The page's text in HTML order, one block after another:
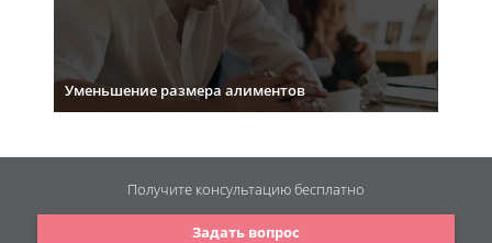
Уменьшение размера алиментов
Задать вопрос
Получите консультациюбесплатно